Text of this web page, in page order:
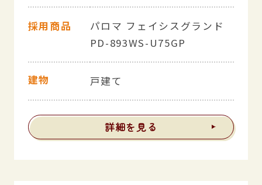
採用商品
パロマ フェイシスグランド
PD-893WS-U75GP
建物 戸建て
詳細を見る